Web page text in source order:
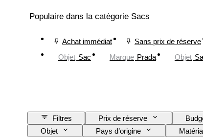
Populaire dans la catégorie Sacs
Achat immédiat Sans prix de réserve
Objet Sac Marque Prada Objet
Filtres Prix de réserve
Objet
Pays d’origine